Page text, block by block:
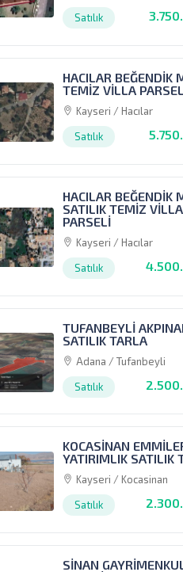
Satılık
HACILAR BEĞENDİK
TEMİZ VİLLA
Kayseri / Hacılar
Satılık
HACILAR BEĞENDİK
SATILIK TEMİZ VİLLA
PARSELİ
Kayseri / Hacılar
Satılık
TUFANBEYLİ
SATILIK TARLA
Adana / Tufanbeyli
Satılık
KOCASİNAN
YATIRIMLIK SATILIK
Kayseri / Kocasinan
Satılık
SİNAN